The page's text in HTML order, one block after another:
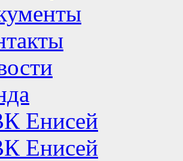
Енисей
Енисей